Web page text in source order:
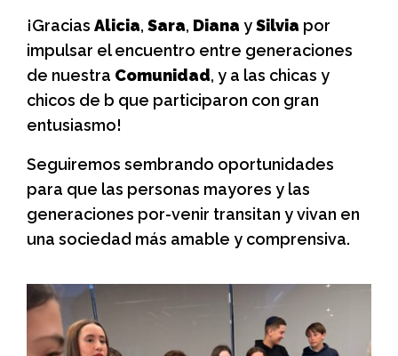
¡Gracias Alicia, Sara, Diana ySilvia por
impulsar el encuentro entre generaciones
de nuestra Comunidad, y a las chicas y
chicos de b que participaron con gran
entusiasmo!
Seguiremos sembrando oportunidades
para que las personas mayores y las
generaciones por-venir transitan y vivan en
una sociedad más amable y comprensiva.